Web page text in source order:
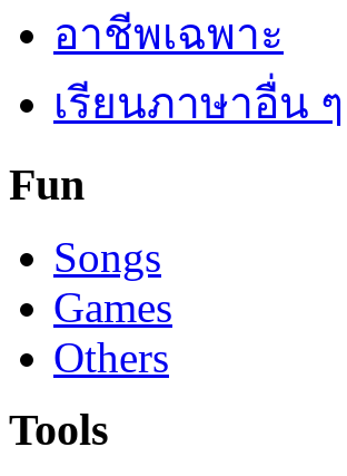
อาชีพเฉพาะ
เรียนภาษาอื่น ๆ
Fun
Songs
Games
Others
Tools